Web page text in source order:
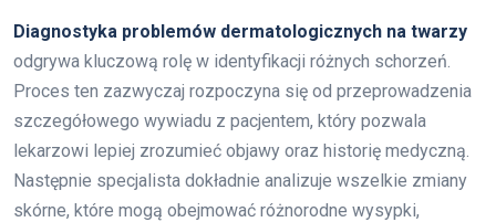
Diagnostyka problemów dermatologicznych na twarzy
odgrywa kluczową rolę w identyfikacji różnych schorzeń.
Proces ten zazwyczaj rozpoczyna się od przeprowadzenia
szczegółowego wywiadu z pacjentem, który pozwala
lekarzowi lepiej zrozumieć objawy oraz historię medyczną.
Następnie specjalista dokładnie analizuje wszelkie zmiany
skórne, które mogą obejmować różnorodne wysypki,